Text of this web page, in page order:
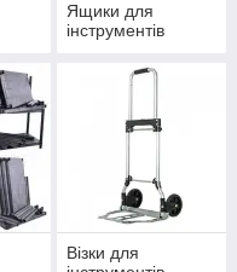
Ящики для
інструментів
Візки для